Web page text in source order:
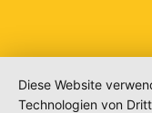
Diese Website
Technologien von